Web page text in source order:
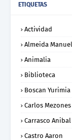
ETIQUETAS
Actividad
Almeida Manuel
Animalia
Biblioteca
Boscan Yurimia
Carlos Mezones
Carrasco Anibal
Castro Aaron